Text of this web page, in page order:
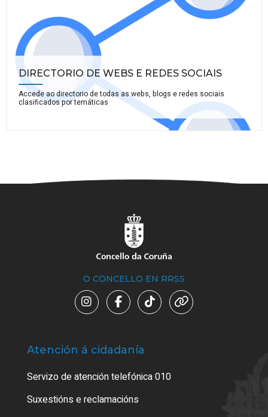
DIRECTORIO DE WEBS E REDES SOCIAIS
Accede ao directorio de todas as webs, blogs e redes sociais
clasificados por temáticas
O CONCELLO EN RRSS
Atención á cidadanía
Servizo de atención telefónica 010
Suxestións e reclamacións